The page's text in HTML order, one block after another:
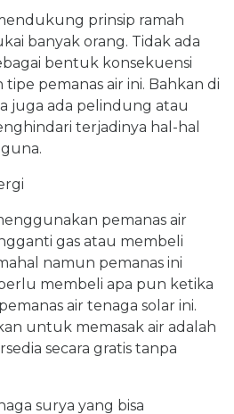
prinsip ramah
banyak orang. Tidak ada
bentuk konsekuensi
pemanas air ini. Bahkan di
juga ada pelindung atau
terjadinya hal-hal
pemanas air
gas atau membeli
namun pemanas ini
membeli apa pun ketika
air tenaga solar ini.
untuk memasak air adalah
secara gratis tanpa
surya yang bisa